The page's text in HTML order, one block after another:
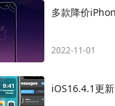
多款降价
2022-11-01
iOS16.4.1更